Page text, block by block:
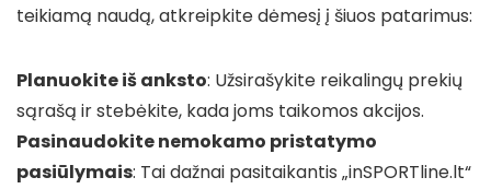
teikiamą naudą, atkreipkite dėmesį į šiuos patarimus:
Planuokite iš anksto: Užsirašykite reikalingų prekių
sąrašą ir stebėkite, kada joms taikomos akcijos.
Pasinaudokite nemokamo pristatymo
pasiūlymais: Tai dažnai pasitaikantis „inSPORTline.lt“